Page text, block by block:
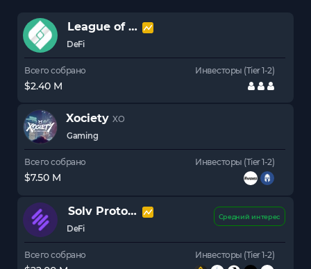
League of Traders
DeFi
Всего собрано
$2.40 M
Инвесторы (Tier 1-2)
Xociety XO
Gaming
Всего собрано
$7.50 M
Инвесторы (Tier 1-2)
Solv ProtocolSOLV
DeFi
Средний интерес
Всего собрано Инвесторы (Tier 1-2)